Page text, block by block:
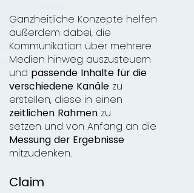
Ganzheitliche Konzepte helfen
außerdem dabei, die
Kommunikation über mehrere
Medien hinweg auszusteuern
und passende Inhalte für die
verschiedene Kanäle zu
erstellen, diese in einen
zeitlichen Rahmen zu
setzen und von Anfang an die
Messung der Ergebnisse
mitzudenken.
Claim